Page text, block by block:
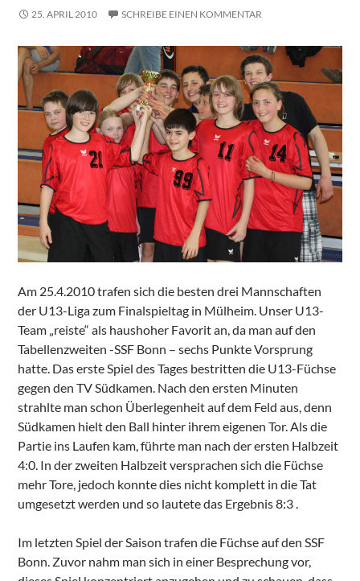
25. APRIL 2010 SCHREIBE EINEN KOMMENTAR
Am 25.4.2010 trafen sich die besten drei Mannschaften
der U13-Liga zum Finalspieltag in Mülheim. Unser U13-
Team „reiste“ als haushoher Favorit an, da man auf den
Tabellenzweiten -SSF Bonn – sechs Punkte Vorsprung
hatte. Das erste Spiel des Tages bestritten die U13-Füchse
gegen den TV Südkamen. Nach den ersten Minuten
strahlte man schon Überlegenheit auf dem Feld aus, denn
Südkamen hielt den Ball hinter ihrem eigenen Tor. Als die
Partie ins Laufen kam, führte man nach der ersten Halbzeit
4:0. In der zweiten Halbzeit versprachen sich die Füchse
mehr Tore, jedoch konnte dies nicht komplett in die Tat
umgesetzt werden und so lautete das Ergebnis 8:3 .
Im letzten Spiel der Saison trafen die Füchse auf den SSF
Bonn. Zuvor nahm man sich in einer Besprechung vor,